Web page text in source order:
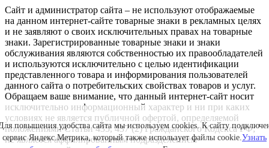
Сайт и администратор сайта – не используют отображаемые
на данном интернет-сайте товарные знаки в рекламных целях
и не заявляют о своих исключительных правах на товарные
знаки. Зарегистрированные товарные знаки и знаки
обслуживания являются собственностью их правообладателей
и используются исключительно с целью идентификации
представленного товара и информирования пользователей
данного сайта о потребительских свойствах товаров и услуг.
Обращаем ваше внимание, что данный интернет-сайт носит
исключительно информационный характер и ни при каких
условиях не является публичной офертой, определяемой
положениями Статьи 435, 437 (2) Гражданского Кодекса РФ;
не является аффилированным подразделением
повышения удобства сайта мы используем cookies. К сайту
сервис Яндекс.Метрика, который также использует файлы cookie.Узнать